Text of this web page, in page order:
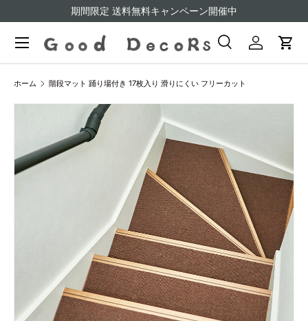
コンテンツへスキップ
期間限定 送料無料キャンペーン開催中
検索
検索 ログインカー
ホーム 階段マット 踊り場付き 17枚入り 滑りにくい フリーカット
商品情報にスキップ
画像2をギャラリービューでご覧になれます